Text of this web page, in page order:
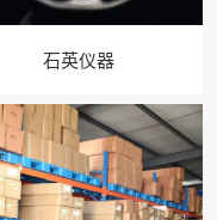
石英仪器